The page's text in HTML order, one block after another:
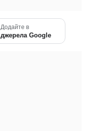
Додайте в
джерела Google